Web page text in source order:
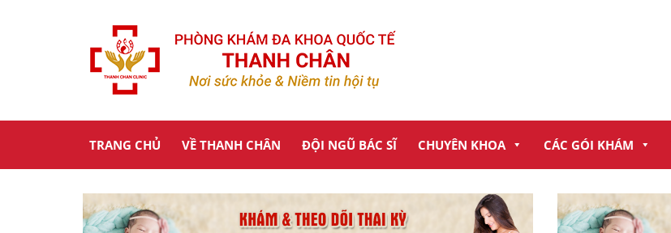
TRANG CHỦ VỀ THANH CHÂN ĐỘI NGŨ BÁC SĨ CHUYÊN KHOA CÁC GÓI KHÁM